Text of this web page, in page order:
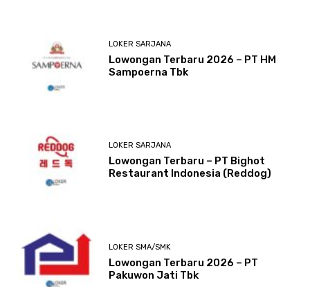
LOKER SARJANA
Lowongan Terbaru 2026 – PT HM
Sampoerna Tbk
LOKER SARJANA
Lowongan Terbaru – PT Bighot
Restaurant Indonesia (Reddog)
LOKER SMA/SMK
Lowongan Terbaru 2026 – PT
Pakuwon Jati Tbk